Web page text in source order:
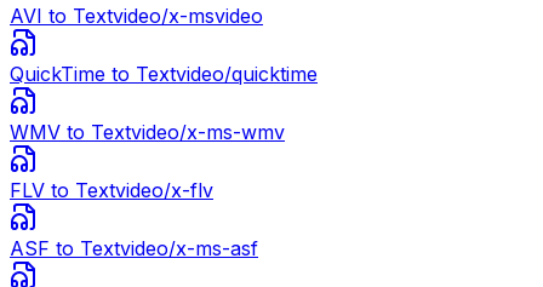
AVI to Textvideo/x-msvideo
QuickTime to Textvideo/quicktime
WMV to Textvideo/x-ms-wmv
FLV to Textvideo/x-flv
ASF to Textvideo/x-ms-asf